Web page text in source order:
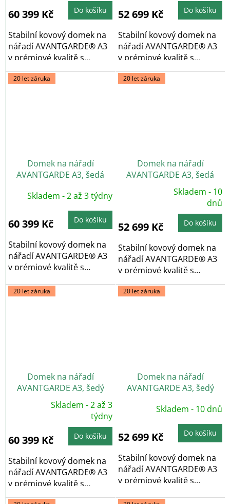
60 399 Kč Do košíku
Stabilní kovový domek na
nářadí AVANTGARDE® A3
v prémiové kvalitě s
pultovou...
52 699 Kč Do košíku
Stabilní kovový domek na
nářadí AVANTGARDE® A3
v prémiové kvalitě s
pultovou...
20 let záruka
Domek na nářadí
AVANTGARDE A3, šedá
Skladem - 2 až 3 týdny
60 399 Kč Do košíku
Stabilní kovový domek na
nářadí AVANTGARDE® A3
v prémiové kvalitě s
20 let záruka
Domek na nářadí
AVANTGARDE A3, šedá
metalíza, jednokřídlé
dveře
5,0
z
5
Skladem - 10
dnů
52 699 Kč Do košíku
Stabilní kovový domek na
nářadí AVANTGARDE® A3
v prémiové kvalitě s
pultovou...
20 let záruka
Domek na nářadí
AVANTGARDE A3, šedý
křemen, dvoukřídlé dveře
Průměrné
5,0
z
5
Skladem - 2 až 3
týdny
60 399 Kč Do košíku
Stabilní kovový domek na
nářadí AVANTGARDE® A3
v prémiové kvalitě s
pultovou...
20 let záruka
Domek na nářadí
AVANTGARDE A3, šedý
Skladem - 10 dnů
52 699 Kč Do košíku
Stabilní kovový domek na
nářadí AVANTGARDE® A3
v prémiové kvalitě s